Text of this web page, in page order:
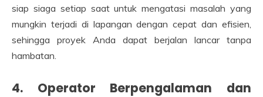
siap siaga setiap saat untuk mengatasi masalah yang
mungkin terjadi di lapangan dengan cepat dan efisien,
sehingga proyek Anda dapat berjalan lancar tanpa
hambatan.
4. Operator Berpengalaman dan